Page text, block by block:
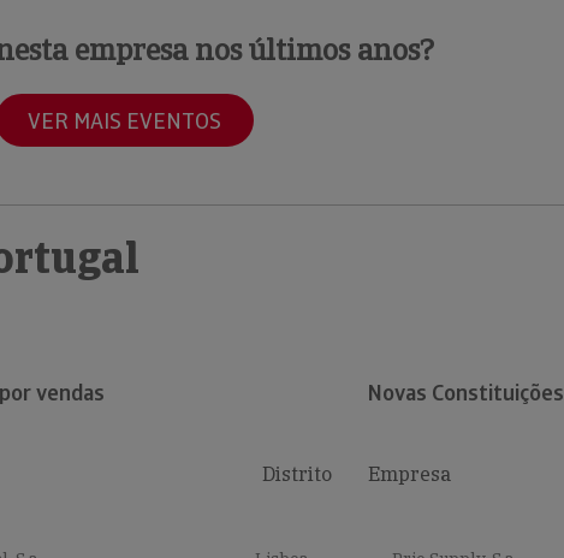
empresa nos últimos anos?
VER MAIS EVENTOS
vendas
Distrito
Novas Constituições
Empresa